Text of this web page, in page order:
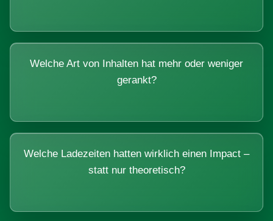
Welche Art von Inhalten hat mehr oder weniger
gerankt?
Welche Ladezeiten hatten wirklich einen Impact –
statt nur theoretisch?